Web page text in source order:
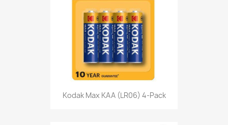
Kodak Max KAA (LR06) 4-Pack